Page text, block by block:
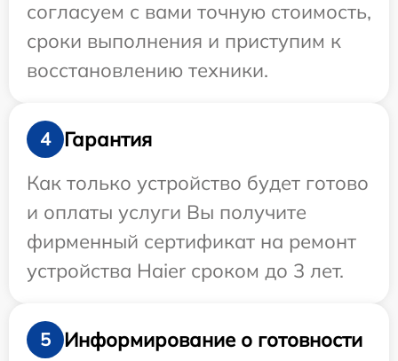
согласуем с вами точную стоимость,
сроки выполнения и приступим к
восстановлению техники.
4
Гарантия
Как только устройство будет готово
и оплаты услуги Вы получите
фирменный сертификат на ремонт
устройства Haier сроком до 3 лет.
5
Информирование о готовности